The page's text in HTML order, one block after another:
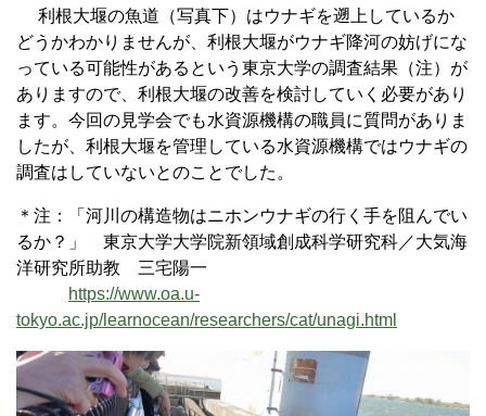
利根大堰の魚道（写真下）はウナギを遡上しているか
どうかわかりませんが、利根大堰がウナギ降河の妨げにな
っている可能性があるという東京大学の調査結果（注）が
ありますので、利根大堰の改善を検討していく必要があり
ます。今回の見学会でも水資源機構の職員に質問がありま
したが、利根大堰を管理している水資源機構ではウナギの
調査はしていないとのことでした。
＊注：「河川の構造物はニホンウナギの行く手を阻んでい
るか？」 東京大学大学院新領域創成科学研究科／大気海
洋研究所助教 三宅陽一
https://www.oa.u-
tokyo.ac.jp/learnocean/researchers/cat/unagi.html